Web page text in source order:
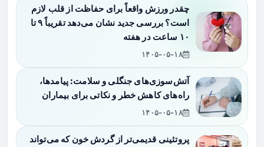
چقدر ورزش واقعاً برای حفاظت از قلب لازم
است؟ بررسی جدید نشان می‌دهد تقریباً ۹ تا
۱۰ ساعت در هفته
۱۴۰۵-۰۵-۱۸
آتش‌سوزی‌های جنگلی و سلامت: پیامدها،
راه‌های کاهش خطر و نکاتی برای بیماران
۱۴۰۵-۰۵-۱۸
پروتئینی قدیمی‌تر از گردش خون که می‌تواند